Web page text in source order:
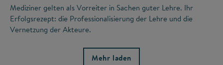
Mediziner gelten als Vorreiter in Sachen guter Lehre. Ihr
Erfolgsrezept: die Professionalisierung der Lehre und die
Vernetzung der Akteure.
Mehr laden